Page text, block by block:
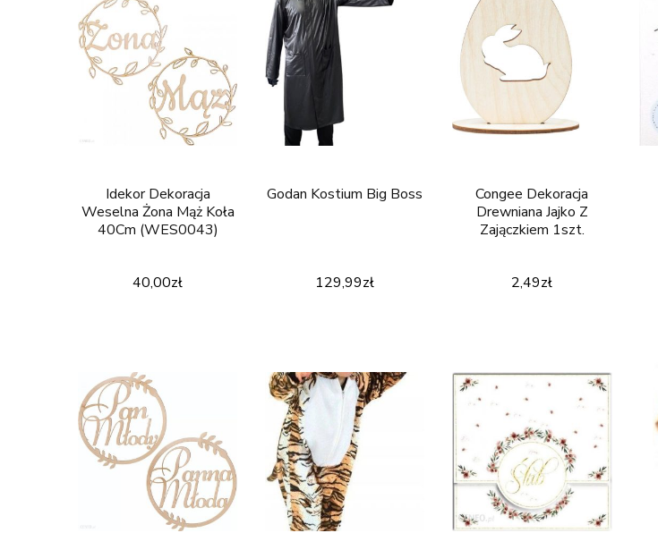
Idekor Dekoracja
Weselna Żona Mąż Koła
40Cm (WES0043)
40,00zł
Godan Kostium Big Boss
129,99zł
Congee Dekoracja
Drewniana Jajko Z
Zajączkiem 1szt.
2,49zł